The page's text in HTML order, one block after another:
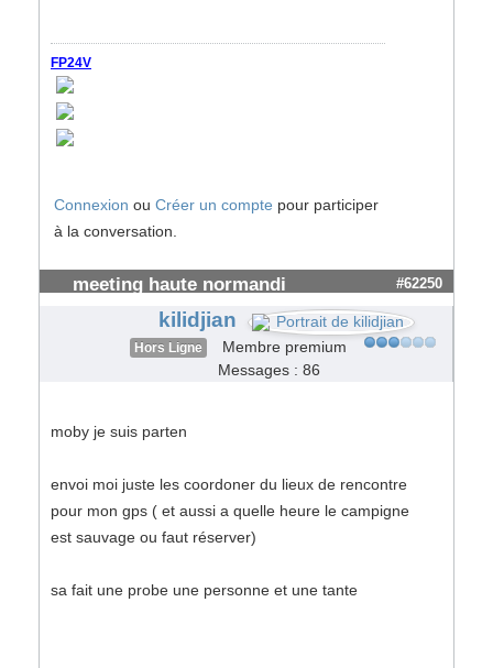
FP24V
Connexion ou Créer un compte pour participer
à la conversation.
meeting haute normandi #62250
kilidjian
Hors Ligne
Membre premium
Messages : 86
moby je suis parten
envoi moi juste les coordoner du lieux de rencontre
pour mon gps ( et aussi a quelle heure le campigne
est sauvage ou faut réserver)
sa fait une probe une personne et une tante